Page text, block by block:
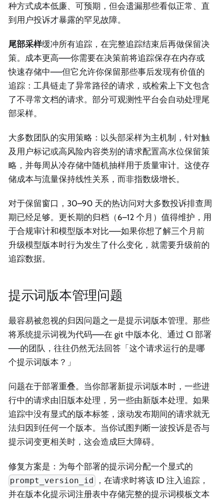
种方式成本低廉、可预期，但会遗漏那些看似正常、直
到用户投诉才暴露的罕见故障。
尾部采样缓冲所有追踪，在完整追踪结束后再做保留决
策。成本更高——你需要在决策前将追踪保存在内存或
快速存储中——但它允许你保留那些事后发现有价值的
追踪：工具链走了异常路径的请求，或检索上下文包含
了不寻常文档的请求。部分可观测性平台会自动处理尾
部采样。
大多数团队的实用策略：以头部采样为主机制，针对触
及用户标记或高风险内容类别的请求配置高水位保留策
略，并每周从冷存储中随机抽样用于质量审计。这使存
储成本与流量保持线性关系，而非指数级增长。
对于保留窗口，30–90 天的热访问对大多数投诉排查周
期已经足够。更长期的归档（6–12 个月）值得维护，用
于合规审计和模型版本对比——如果你想了解三个月前
升级模型版本时行为发生了什么变化，就需要升级前的
追踪数据。
提示词版本管理问题
最容易被忽视的归因问题之一是提示词版本管理。那些
将系统提示词视为代码——在 git 中版本化、通过 CI 部署
——的团队，往往仍然无法回答「这个请求运行的是哪
个提示词版本？」
问题在于部署重叠。当你部署新提示词版本时，一些进
行中的请求由旧版本处理，另一些由新版本处理。如果
追踪中没有显式的版本标签，滚动发布期间的请求就无
法归因到任何一个版本。当你试图判断一波投诉是否与
提示词变更相关时，这会造成巨大障碍。
修复方案是：为每个部署的提示词分配一个显式的
prompt_version_id
，在请求时将该 ID 注入追踪，
并在版本化提示词注册表中存储完整的提示词模板文本